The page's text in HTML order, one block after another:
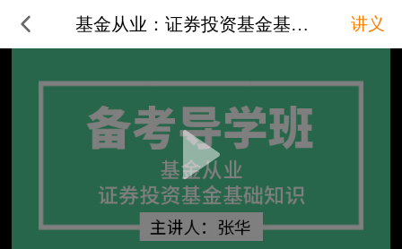
基金从业：证券投资基金基础知识【 讲义